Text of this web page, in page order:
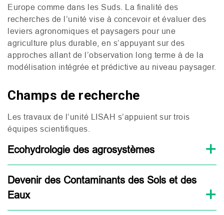
Europe comme dans les Suds. La finalité des
recherches de l’unité vise à concevoir et évaluer des
leviers agronomiques et paysagers pour une
agriculture plus durable, en s’appuyant sur des
approches allant de l’observation long terme à de la
modélisation intégrée et prédictive au niveau paysager.
Champs de recherche
Les travaux de l’unité LISAH s’appuient sur trois
équipes scientifiques.
Ecohydrologie des agrosystèmes
Devenir des Contaminants des Sols et des
Eaux